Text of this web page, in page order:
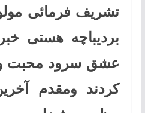
تشریف فرمائی
بردیباچه هستی
عشق سرود محبت
کردند ومقدم